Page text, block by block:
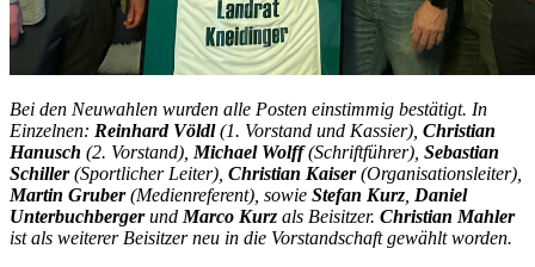
Bei den Neuwahlen wurden alle Posten einstimmig bestätigt. In
Einzelnen: Reinhard Völdl(1. Vorstand und Kassier), Christian
Hanusch (2. Vorstand), Michael Wolff(Schriftführer), Sebastian
Schiller(Sportlicher Leiter), Christian Kaiser(Organisationsleiter),
Martin Gruber(Medienreferent), sowie Stefan Kurz Daniel
Unterbuchbergerund Marco Kurz als Beisitzer. Christian Mahler
ist als weiterer Beisitzer neu in die Vorstandschaft gewählt worden.